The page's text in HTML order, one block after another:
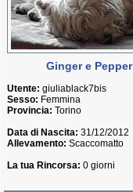
Ginger e Pepper
Utente: giuliablack7bis
Sesso: Femmina
Provincia: Torino
Data di Nascita: 31/12/2012
Allevamento: Scaccomatto
La tua Rincorsa: 0 giorni